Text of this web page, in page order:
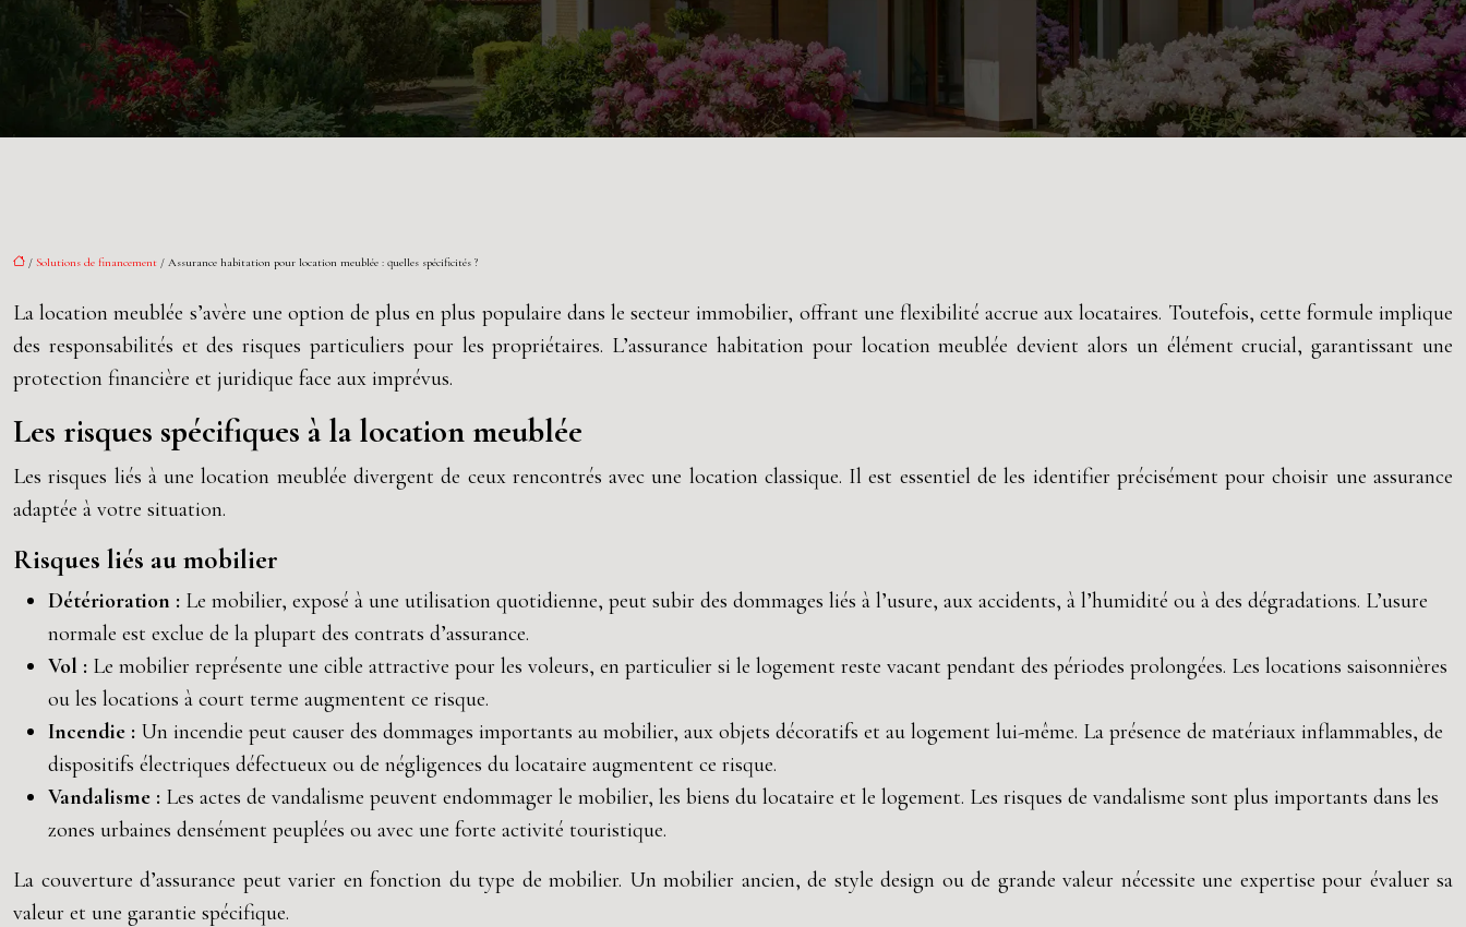
/ Solutions de financement / Assurance habitation pour location meublée : quelles spécificités ?
La location meublée s’avère une option de plus en plus populaire dans le secteur immobilier, offrant une flexibilité accrue aux locataires. Toutefois, cette formule implique
des responsabilités et des risques particuliers pour les propriétaires. L’assurance habitation pour location meublée devient alors un élément crucial, garantissant une
protection financière et juridique face aux imprévus.
Les risques spécifiques à la location meublée
Les risques liés à une location meublée divergent de ceux rencontrés avec une location classique. Il est essentiel de les identifier précisément pour choisir une assurance
adaptée à votre situation.
Risques liés au mobilier
Détérioration : Le mobilier, exposé à une utilisation quotidienne, peut subir des dommages liés à l’usure, aux accidents, à l’humidité ou à des dégradations. L’usure
normale est exclue de la plupart des contrats d’assurance.
Vol : Le mobilier représente une cible attractive pour les voleurs, en particulier si le logement reste vacant pendant des périodes prolongées. Les locations saisonnières
ou les locations à court terme augmentent ce risque.
Incendie : Un incendie peut causer des dommages importants au mobilier, aux objets décoratifs et au logement lui-même. La présence de matériaux inflammables, de
dispositifs électriques défectueux ou de négligences du locataire augmentent ce risque.
Vandalisme : Les actes de vandalisme peuvent endommager le mobilier, les biens du locataire et le logement. Les risques de vandalisme sont plus importants dans les
zones urbaines densément peuplées ou avec une forte activité touristique.
La couverture d’assurance peut varier en fonction du type de mobilier. Un mobilier ancien, de style design ou de grande valeur nécessite une expertise pour évaluer sa
valeur et une garantie spécifique.